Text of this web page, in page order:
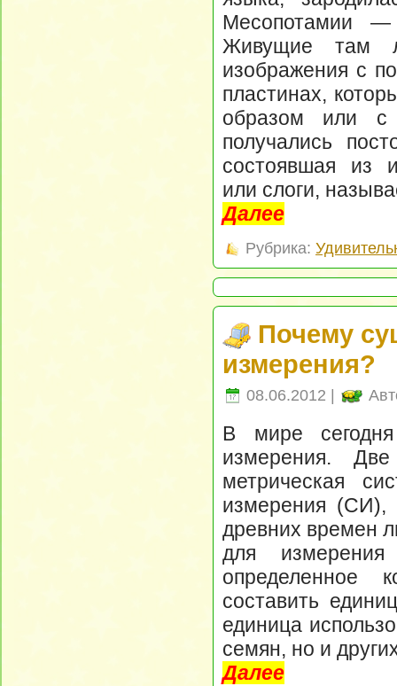
Месопотамии
Живущие там
изображения с
пластинах,
образом или
получались
состоявшая из
или слоги,
Далее
Рубрика:
Почему
измерения?
08.06.2012 |
В мире
измерения.
метрическая
измерения (СИ),
древних времен
для
определенное
составить
единица
семян, но и
Далее